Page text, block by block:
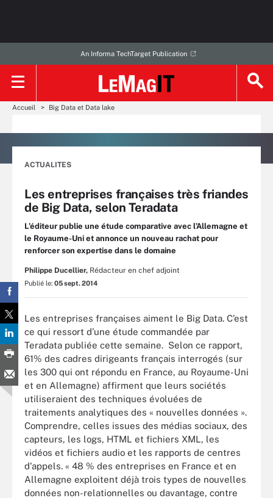
An Informa TechTarget Publication
Accueil Big Data et Data lake
ACTUALITES
Les entreprises françaises très friandes
de Big Data, selon Teradata
L’éditeur publie une étude comparative avec l’Allemagne et
le Royaume-Uni et annonce un nouveau rachat pour
renforcer son expertise dans le domaine
Philippe Ducellier, Rédacteur en chef adjoint
Publié le: 05 sept. 2014
Les entreprises françaises aiment le Big Data. C’est
ce qui ressort d’une étude commandée par
Teradata publiée cette semaine. Selon ce rapport,
61% des cadres dirigeants français interrogés (sur
les 300 qui ont répondu en France, au Royaume-Uni
et en Allemagne) affirment que leurs sociétés
utiliseraient des techniques évoluées de
traitements analytiques des « nouvelles données ».
Comprendre, celles issues des médias sociaux, des
capteurs, les logs, HTML et fichiers XML, les
vidéos et fichiers audio et les rapports de centres
d'appels. « 48 % des entreprises en France et en
Allemagne exploitent déjà trois types de nouvelles
données non-relationnelles ou davantage, contre